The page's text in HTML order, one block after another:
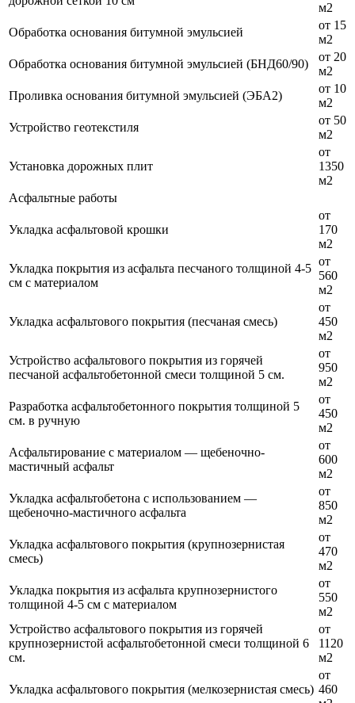
м2
Обработка основания битумной эмульсией
от 15
м2
Обработка основания битумной эмульсией (БНД60/90)
от 20
м2
Проливка основания битумной эмульсией (ЭБА2)
от 10
м2
Устройство геотекстиля
от 50
м2
Установка дорожных плит
от
1350
м2
Асфальтные работы
Укладка асфальтовой крошки
от
170
м2
Укладка покрытия из асфальта песчаного толщиной 4-5
см с материалом
от
560
м2
Укладка асфальтового покрытия (песчаная смесь)
от
450
м2
Устройство асфальтового покрытия из горячей
песчаной асфальтобетонной смеси толщиной 5 см.
от
950
м2
Разработка асфальтобетонного покрытия толщиной 5
см. в ручную
от
450
м2
Асфальтирование с материалом — щебеночно-
мастичный асфальт
от
600
м2
Укладка асфальтобетона с использованием —
щебеночно-мастичного асфальта
от
850
м2
Укладка асфальтового покрытия (крупнозернистая
смесь)
от
470
м2
Укладка покрытия из асфальта крупнозернистого
толщиной 4-5 см с материалом
от
550
м2
Устройство асфальтового покрытия из горячей
крупнозернистой асфальтобетонной смеси толщиной 6
см.
от
1120
м2
Укладка асфальтового покрытия (мелкозернистая смесь)
от
460